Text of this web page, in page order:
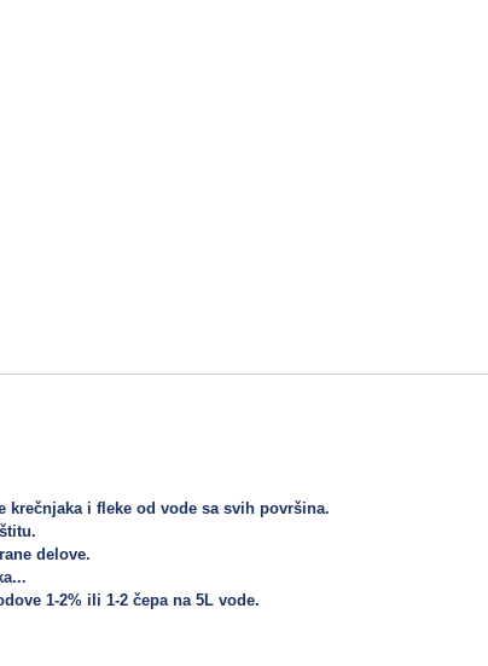
krečnjaka i fleke od vode sa svih površina.
delove.
1-2% ili 1-2 čepa na 5L vode.